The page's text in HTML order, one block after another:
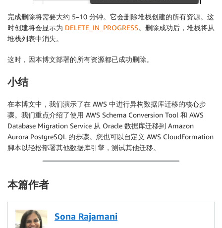
完成删除将需要大约 5–10 分钟。它会删除堆栈创建的所有资源。这
时创建将会显示为 DELETE_IN_PROGRESS。删除成功后，堆栈将从
堆栈列表中消失。
这时，因本博文部署的所有资源都已成功删除。
小结
在本博文中，我们演示了在 AWS 中进行异构数据库迁移的核心步
骤。我们重点介绍了使用 AWS Schema Conversion Tool 和 AWS
Database Migration Service 从 Oracle 数据库迁移到 Amazon
Aurora PostgreSQL 的步骤。您也可以自定义 AWS CloudFormation
脚本以轻松部署其他数据库引擎，测试其他迁移。
本篇作者
Sona Rajamani